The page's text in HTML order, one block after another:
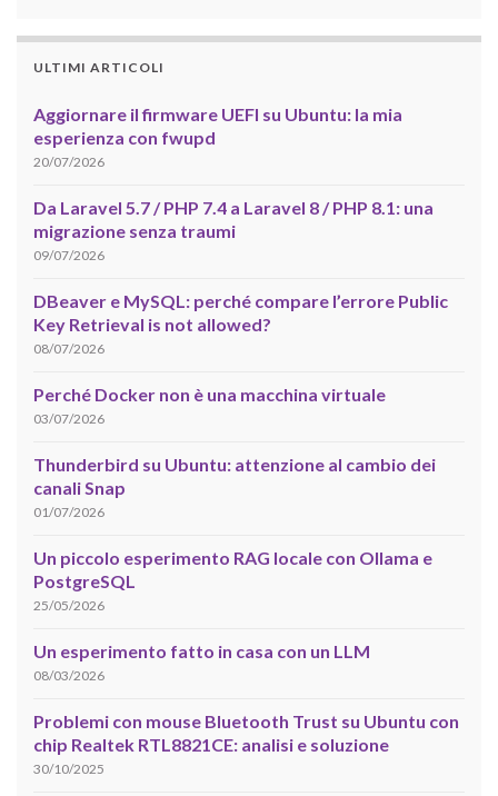
ULTIMI ARTICOLI
Aggiornare il firmware UEFI su Ubuntu: la mia
esperienza con fwupd
20/07/2026
Da Laravel 5.7 / PHP 7.4 a Laravel 8 / PHP 8.1: una
migrazione senza traumi
09/07/2026
DBeaver e MySQL: perché compare l’errore Public
Key Retrieval is not allowed?
08/07/2026
Perché Docker non è una macchina virtuale
03/07/2026
Thunderbird su Ubuntu: attenzione al cambio dei
canali Snap
01/07/2026
Un piccolo esperimento RAG locale con Ollama e
PostgreSQL
25/05/2026
Un esperimento fatto in casa con un LLM
08/03/2026
Problemi con mouse Bluetooth Trust su Ubuntu con
chip Realtek RTL8821CE: analisi e soluzione
30/10/2025